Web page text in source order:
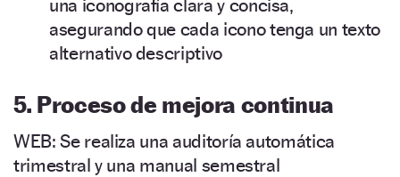
una iconografía clara y concisa,
asegurando que cada icono tenga un texto
alternativo descriptivo
5. Proceso de mejora continua
WEB: Se realiza una auditoría automática
trimestral y una manual semestral